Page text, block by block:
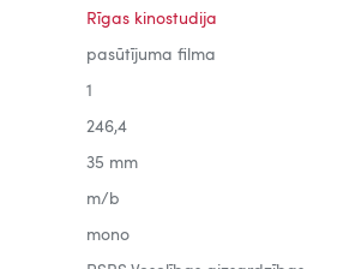
Rīgas kinostudija
pasūtījuma filma
1
246,4
35 mm
m/b
mono